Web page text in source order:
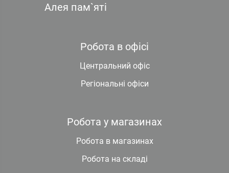
Алея пам`яті
Робота в офісі
Центральний офіс
Регіональні офіси
Робота у магазинах
Робота в магазинах
Робота на складі